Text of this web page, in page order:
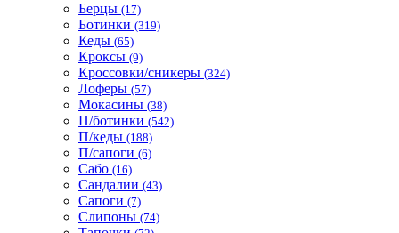
Берцы (17)
Ботинки (319)
Кеды (65)
Кроксы (9)
Кроссовки/сникеры (324)
Лоферы (57)
Мокасины (38)
П/ботинки (542)
П/кеды (188)
П/сапоги (6)
Сабо (16)
Сандалии (43)
Сапоги (7)
Слипоны (74)